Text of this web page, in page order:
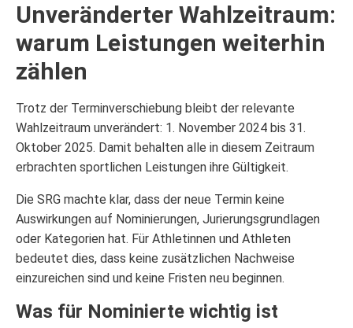
Unveränderter Wahlzeitraum:
warum Leistungen weiterhin
zählen
Trotz der Terminverschiebung bleibt der relevante
Wahlzeitraum unverändert: 1. November 2024 bis 31.
Oktober 2025. Damit behalten alle in diesem Zeitraum
erbrachten sportlichen Leistungen ihre Gültigkeit.
Die SRG machte klar, dass der neue Termin keine
Auswirkungen auf Nominierungen, Jurierungsgrundlagen
oder Kategorien hat. Für Athletinnen und Athleten
bedeutet dies, dass keine zusätzlichen Nachweise
einzureichen sind und keine Fristen neu beginnen.
Was für Nominierte wichtig ist